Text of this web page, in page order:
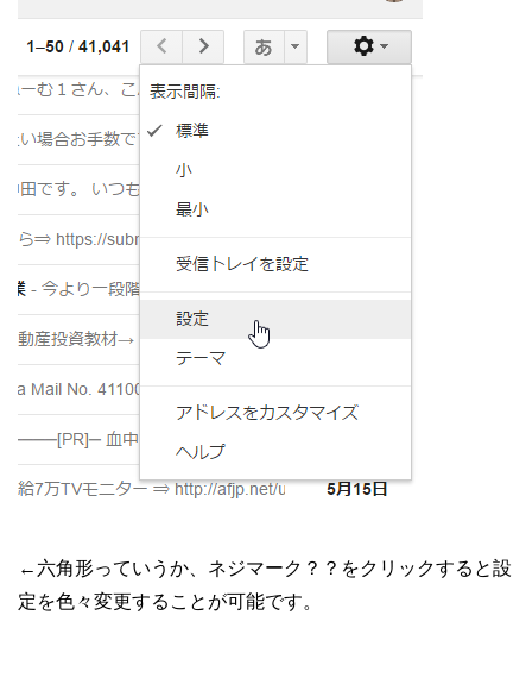
←六角形っていうか、ネジマーク？？をクリックすると設
定を色々変更することが可能です。